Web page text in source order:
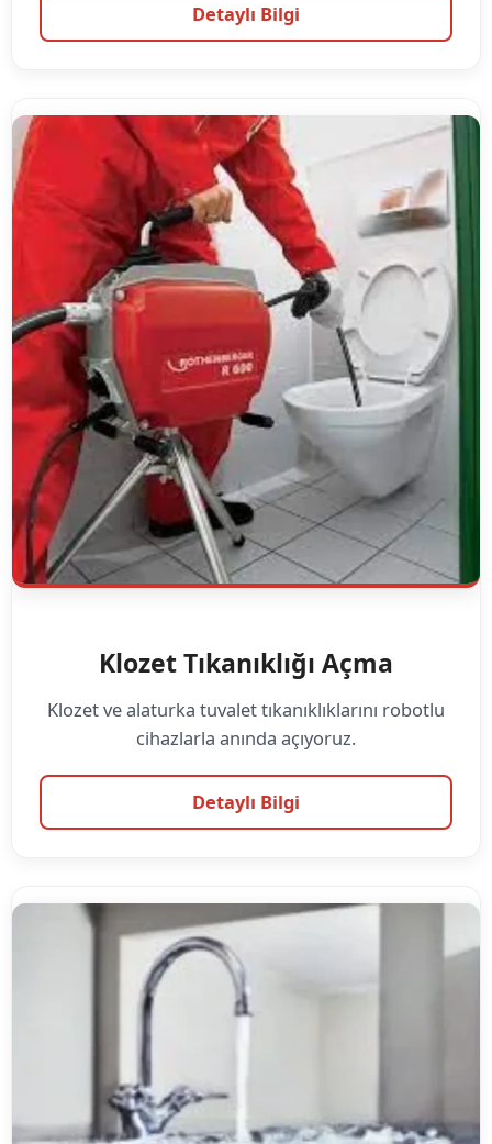
Detaylı Bilgi
Klozet Tıkanıklığı Açma
Klozet ve alaturka tuvalet tıkanıklıklarını robotlu
cihazlarla anında açıyoruz.
Detaylı Bilgi